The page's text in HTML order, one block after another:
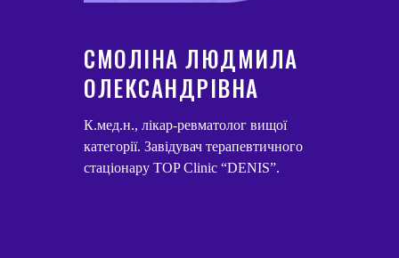
СМОЛІНА ЛЮДМИЛА
ОЛЕКСАНДРІВНА
К.мед.н., лікар-ревматолог вищої
категорії. Завідувач терапевтичного
стаціонару TOP Clinic “DENIS”.